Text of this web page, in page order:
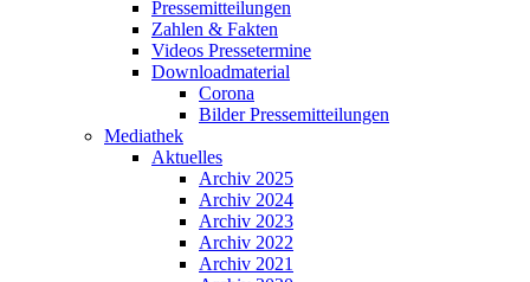
Pressemitteilungen
Zahlen & Fakten
Videos Pressetermine
Downloadmaterial
Corona
Bilder Pressemitteilungen
Mediathek
Aktuelles
Archiv 2025
Archiv 2024
Archiv 2023
Archiv 2022
Archiv 2021